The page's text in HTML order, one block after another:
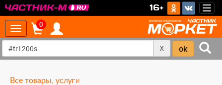
16+
Toggle
navigation
0
X
Все товары, услуги